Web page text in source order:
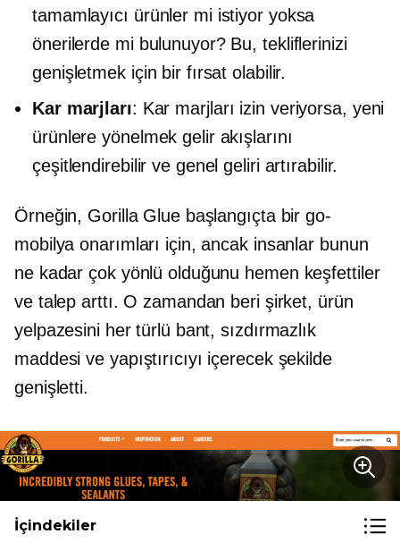
tamamlayıcı ürünler mi istiyor yoksa
önerilerde mi bulunuyor? Bu, tekliflerinizi
genişletmek için bir fırsat olabilir.
Kar marjları: Kar marjları izin veriyorsa, yeni
ürünlere yönelmek gelir akışlarını
çeşitlendirebilir ve genel geliri artırabilir.
Örneğin, Gorilla Glue başlangıçta birgo-
mobilya onarımları için, ancak insanlar bunun
ne kadar çok yönlü olduğunu hemen keşfettiler
ve talep arttı. O zamandan beri şirket, ürün
yelpazesini her türlü bant, sızdırmazlık
maddesi ve yapıştırıcıyı içerecek şekilde
genişletti.
İçindekiler